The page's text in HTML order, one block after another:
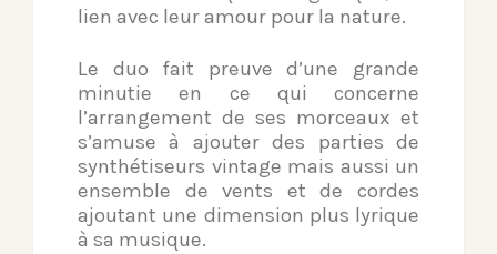
lien avec leur amour pour la nature.
Le duo fait preuve d’une grande
minutie en ce qui concerne
l’arrangement de ses morceaux et
s’amuse à ajouter des parties de
synthétiseurs vintage mais aussi un
ensemble de vents et de cordes
ajoutant une dimension plus lyrique
à sa musique.